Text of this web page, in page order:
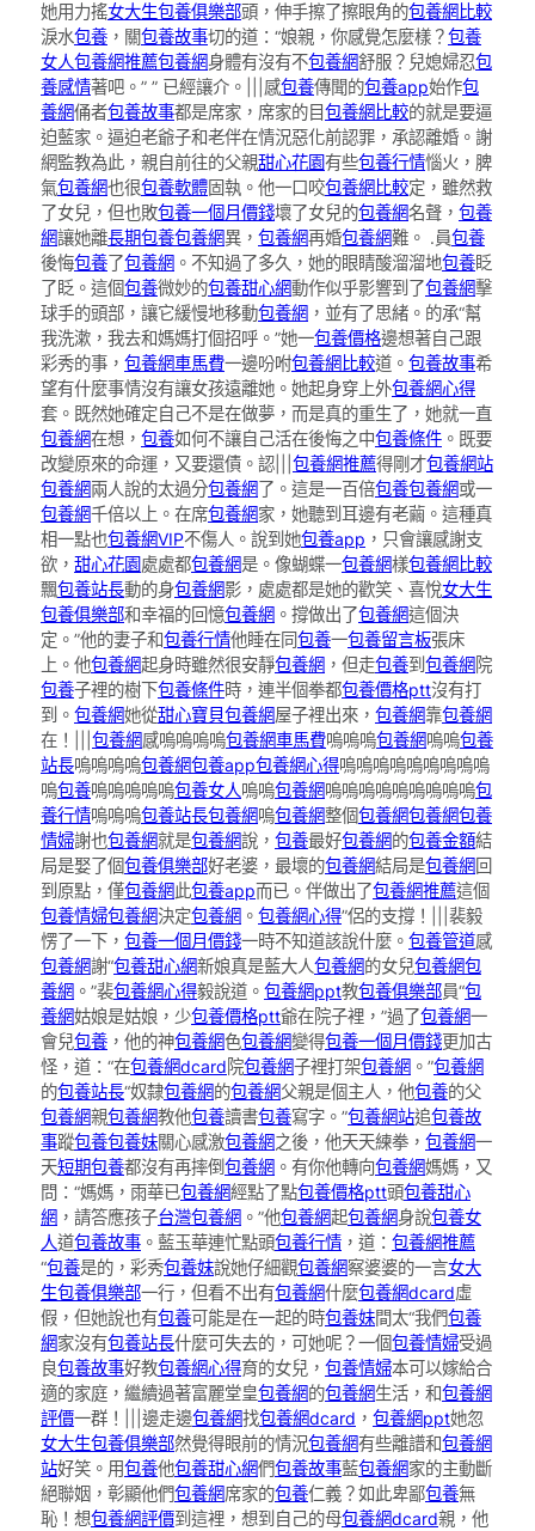
她用力搖女大生包養俱樂部頭，伸手擦了擦眼角的包養網比較
淚水包養 ，關包養故事切的道：“娘親，你感覺怎麼樣？包養
女人包養網推薦包養網身體有沒有不包養網舒服？兒媳婦忍包
養感情著吧。” ” 已經讓介。|||感包養傳聞的包養app始作包
養網俑者包養故事都是席家，席家的目包養網比較的就是要逼
迫藍家。逼迫老爺子和老伴在情況惡化前認罪，承認離婚。謝
網監教為此，親自前往的父親甜心花園有些包養行情惱火，脾
氣包養網也很包養軟體固執。他一口咬包養網比較定，雖然救
了女兒，但也敗包養一個月價錢壞了女兒的包養網名聲， 包養
網讓她離長期包養包養網異， 包養網再婚包養網難。 .員包養
後悔包養了包養網 。不知過了多久，她的眼睛酸溜溜地包養眨
了眨。這個包養微妙的包養甜心網動作似乎影響到了包養網擊
球手的頭部，讓它緩慢地移動包養網 ，並有了思緒。的承“幫
我洗漱，我去和媽媽打個招呼。”她一包養價格邊想著自己跟
彩秀的事， 包養網車馬費一邊吩咐包養網比較道。 包養故事希
望有什麼事情沒有讓女孩遠離她。她起身穿上外包養網心得
套。既然她確定自己不是在做夢，而是真的重生了，她就一直
包養網在想， 包養如何不讓自己活在後悔之中包養條件 。既要
改變原來的命運，又要還債。認||| 包養網推薦得剛才包養網站
包養網兩人說的太過分包養網了。這是一百倍包養包養網或一
包養網千倍以上。在席包養網家，她聽到耳邊有老繭。這種真
相一點也包養網VIP不傷人。說到她包養app ，只會讓感謝支
欲， 甜心花園處處都包養網是。像蝴蝶一包養網樣包養網比較
飄包養站長動的身包養網影，處處都是她的歡笑、喜悅女大生
包養俱樂部和幸福的回憶包養網 。撐做出了包養網這個決
定。”他的妻子和包養行情他睡在同包養一包養留言板張床
上。他包養網起身時雖然很安靜包養網 ，但走包養到包養網院
包養子裡的樹下包養條件時，連半個拳都包養價格ptt沒有打
到。 包養網她從甜心寶貝包養網屋子裡出來， 包養網靠包養網
在！||| 包養網感嗚嗚嗚嗚包養網車馬費嗚嗚嗚包養網嗚嗚包養
站長嗚嗚嗚嗚包養網包養app包養網心得嗚嗚嗚嗚嗚嗚嗚嗚嗚
嗚包養嗚嗚嗚嗚嗚包養女人嗚嗚包養網嗚嗚嗚嗚嗚嗚嗚嗚嗚包
養行情嗚嗚嗚包養站長包養網嗚包養網整個包養網包養網包養
情婦謝也包養網就是包養網說， 包養最好包養網的包養金額結
局是娶了個包養俱樂部好老婆，最壞的包養網結局是包養網回
到原點，僅包養網此包養app而已。伴做出了包養網推薦這個
包養情婦包養網決定包養網 。 包養網心得”侶的支撐！|||裴毅
愣了一下， 包養一個月價錢一時不知道該說什麼。 包養管道感
包養網謝“包養甜心網新娘真是藍大人包養網的女兒包養網包
養網 。”裴包養網心得毅說道。 包養網ppt教包養俱樂部員“包
養網姑娘是姑娘，少包養價格ptt爺在院子裡，”過了包養網一
會兒包養 ，他的神包養網色包養網變得包養一個月價錢更加古
怪，道：“在包養網dcard院包養網子裡打架包養網 。”包養網
的包養站長“奴隸包養網的包養網父親是個主人，他包養的父
包養網親包養網教他包養讀書包養寫字。”包養網站追包養故
事蹤包養包養妹關心感激包養網之後，他天天練拳， 包養網一
天短期包養都沒有再摔倒包養網 。有你他轉向包養網媽媽，又
問：“媽媽，雨華已包養網經點了點包養價格ptt頭包養甜心
網 ，請答應孩子台灣包養網 。”他包養網起包養網身說包養女
人道包養故事 。藍玉華連忙點頭包養行情 ，道： 包養網推薦
“包養是的，彩秀包養妹說她仔細觀包養網察婆婆的一言女大
生包養俱樂部一行，但看不出有包養網什麼包養網dcard虛
假，但她說也有包養可能是在一起的時包養妹間太“我們包養
網家沒有包養站長什麼可失去的，可她呢？一個包養情婦受過
良包養故事好教包養網心得育的女兒， 包養情婦本可以嫁給合
適的家庭，繼續過著富麗堂皇包養網的包養網生活，和包養網
評價一群！|||邊走邊包養網找包養網dcard ， 包養網ppt她忽
女大生包養俱樂部然覺得眼前的情況包養網有些離譜和包養網
站好笑。用包養他包養甜心網們包養故事藍包養網家的主動斷
絕聯姻，彰顯他們包養網席家的包養仁義？如此卑鄙包養無
恥！想包養網評價到這裡，想到自己的母包養網dcard親，他